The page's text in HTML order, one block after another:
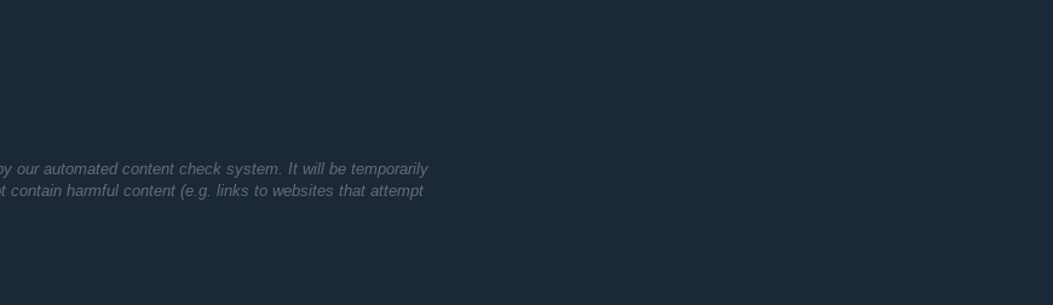
解详细对阵及赛程信息。
文制作团队“蒹葭汉化组”组长，旗下Steam组“蒹葭汉化
戏玩家，从2016年开始在B站制作军事类游戏攻略视
our automated content check system. It will be temporarily
contain harmful content (e.g. links to websites that attempt